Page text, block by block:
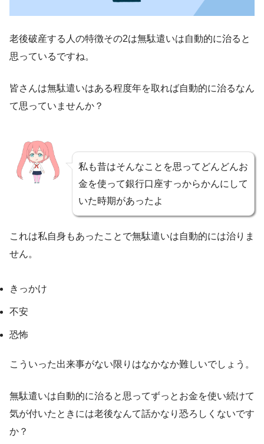
老後破産する人の特徴その2は無駄遣いは自動的に治ると
思っているですね。
皆さんは無駄遣いはある程度年を取れば自動的に治るなん
て思っていませんか？
私も昔はそんなことを思ってどんどんお
金を使って銀行口座すっからかんにして
いた時期があったよ
これは私自身もあったことで無駄遣いは自動的には治りま
せん。
きっかけ
不安
恐怖
こういった出来事がない限りはなかなか難しいでしょう。
無駄遣いは自動的に治ると思ってずっとお金を使い続けて
気が付いたときには老後なんて話かなり恐ろしくないです
か？